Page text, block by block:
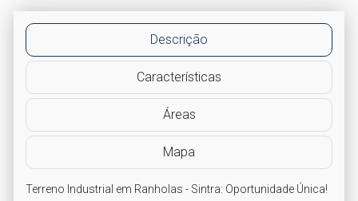
Descrição
Características
Áreas
Mapa
Terreno Industrial em Ranholas - Sintra: Oportunidade Única!